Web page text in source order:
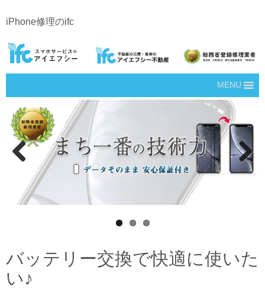
iPhone修理のifc
MENU
Next
バッテリー交換で快適に使いた
い♪